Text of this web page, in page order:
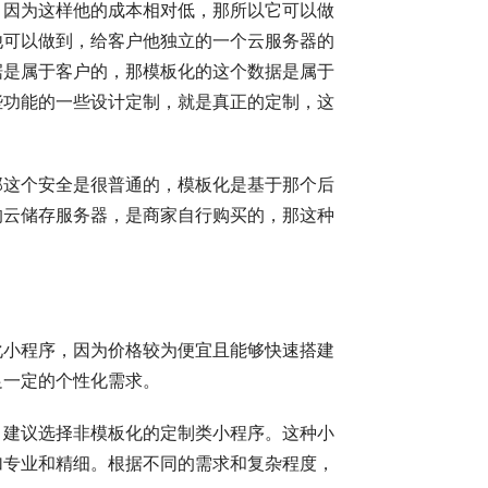
为这样他的成本相对低，那所以它可以做
以做到，给客户他独立的一个云服务器的
属于客户的，那模板化的这个数据是属于
能的一些设计定制，就是真正的定制，这
个安全是很普通的，模板化是基于那个后
储存服务器，是商家自行购买的，那这种
程序，因为价格较为便宜且能够快速搭建
定的个性化需求。
议选择非模板化的定制类小程序。这种小
业和精细。根据不同的需求和复杂程度，